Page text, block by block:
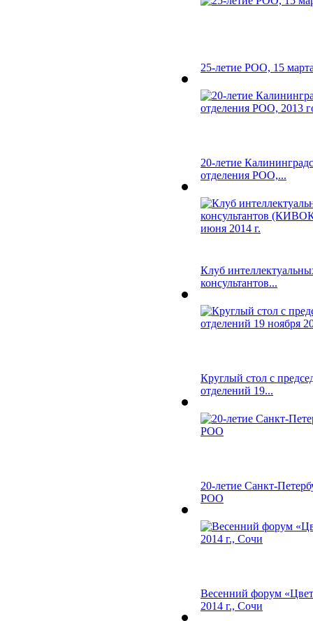
25-летие РОО, 15
20-летие
отделения РОО,...
Клуб
консультантов...
Круглый стол с
отделений 19...
20-летие Санкт-
РОО
Весенний форум
2014 г., Сочи